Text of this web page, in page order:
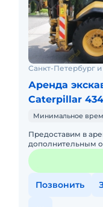
Санкт-Петербург
Аренда
Caterpillar
Минимальное
Предоставим в
дополнительным
гидромолот, вилы
спецтехники -
Позвонить